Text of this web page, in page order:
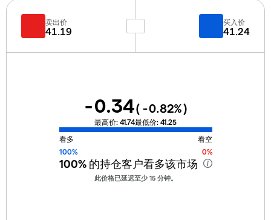
卖出价
41.19
买入价
41.24
-0.34( -0.82%)
最高价: 41.74最低价: 41.25
看多
看空
100%
0%
100%的持仓客户看多该市场
此价格已延迟至少 15 分钟。